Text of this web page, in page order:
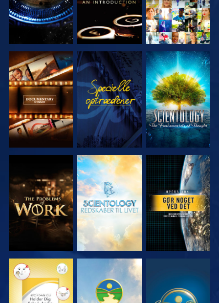
UDFORSK
SERIEN
SE
UDFORSK
SERIEN
UDFORSK
SERIEN
UDFORSK
SERIEN
SE
SE SE SE